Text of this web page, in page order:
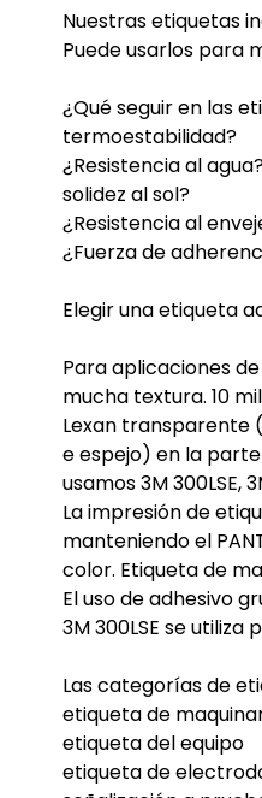
Nuestras etiquetas
Puede usarlos para
¿Qué seguir en las
termoestabilidad?
¿Resistencia al
solidez al sol?
¿Resistencia al
¿Fuerza de
Elegir una etiqueta
Para aplicaciones
mucha textura. 10 mil
Lexan transparente
e espejo) en la
usamos 3M
La impresión de
manteniendo el
color. Etiqueta de
El uso de adhesivo
3M 300LSE se
Las categorías de
etiqueta de
etiqueta del equipo
etiqueta de